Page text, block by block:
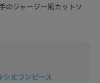
のジャージー風カットソ
シ丈ワンピース